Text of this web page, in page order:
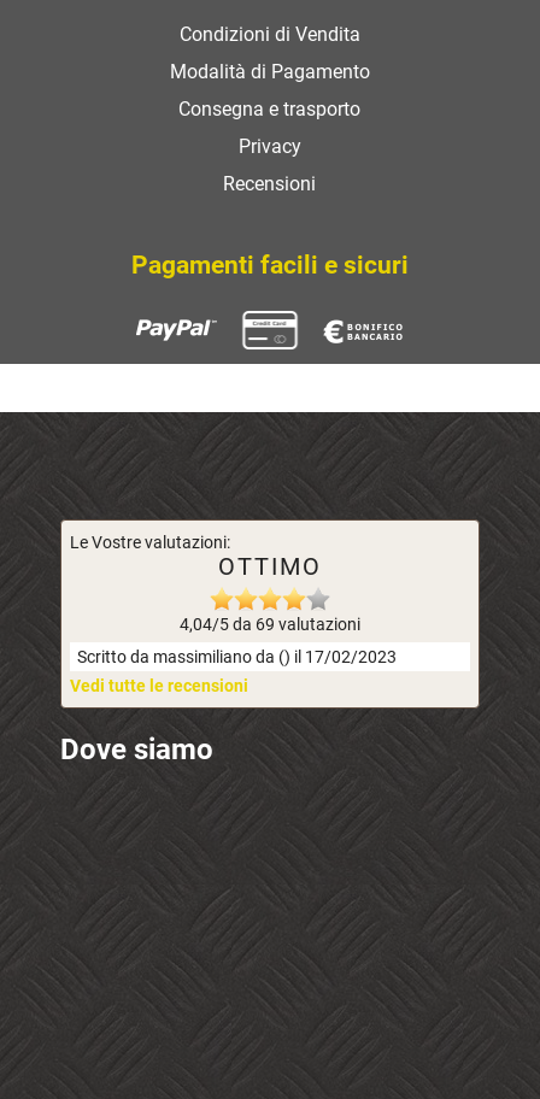
Condizioni di Vendita
Modalità di Pagamento
Consegna e trasporto
Privacy
Recensioni
Pagamenti facili e sicuri
Le Vostre valutazioni:
OTTIMO
4,04/5 da 69 valutazioni
Scritto da massimiliano da () il 17/02/2023
Vedi tutte le recensioni
Dove siamo